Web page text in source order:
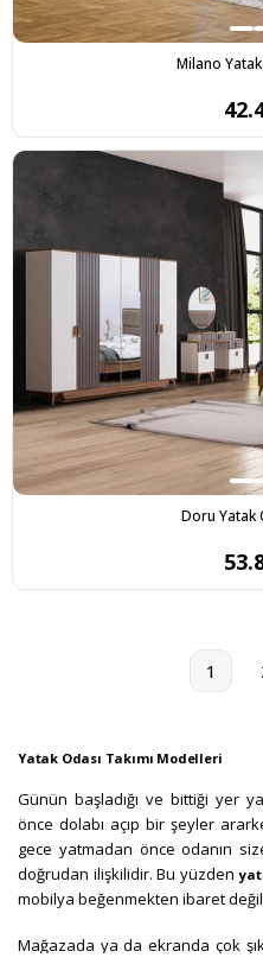
Milano Yatak
Doru Yatak
1
Yatak Odası Takımı Modelleri
Günün başladığı ve bittiği yer
önce dolabı açıp bir şeyler
gece yatmadan önce odanın
doğrudan ilişkilidir. Bu yüzden
mobilya beğenmekten ibaret
Mağazada ya da ekranda çok